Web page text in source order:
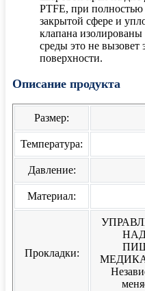
PTFE, при
закрытой сфере и
клапана
среды это не вызовет
поверхности.
Описание продукта
Размер:
Температура:
Давление:
Материал:
Прокладки: